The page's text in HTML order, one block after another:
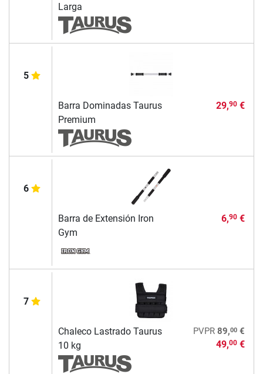
Larga
5
Barra Dominadas Taurus
Premium
29,90€
6
Barra de Extensión Iron
Gym
6,90€
7
Chaleco Lastrado Taurus
10 kg
PVPR 89,00€
49,00€